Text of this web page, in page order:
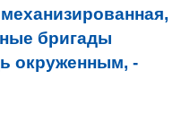
бригады
окруженным, -